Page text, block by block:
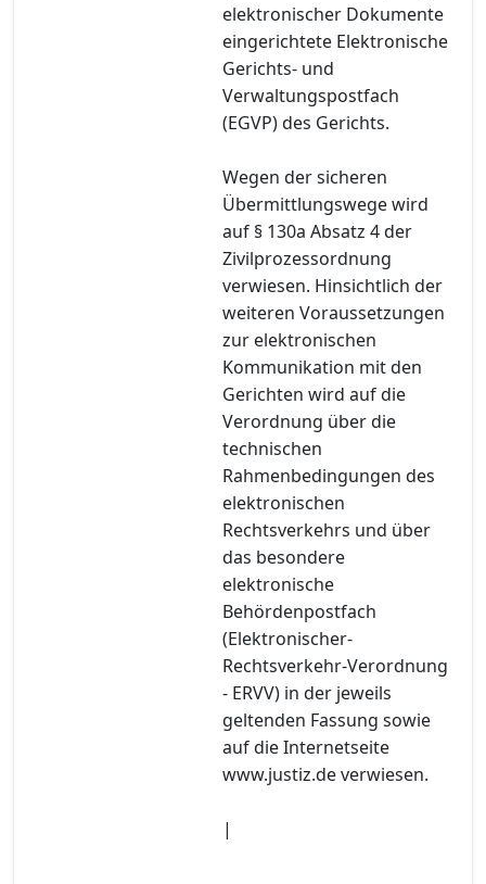
elektronischer Dokumente
eingerichtete Elektronische
Gerichts- und
Verwaltungspostfach
(EGVP) des Gerichts.
Wegen der sicheren
Übermittlungswege wird
auf § 130a Absatz 4 der
Zivilprozessordnung
verwiesen. Hinsichtlich der
weiteren Voraussetzungen
zur elektronischen
Kommunikation mit den
Gerichten wird auf die
Verordnung über die
technischen
Rahmenbedingungen des
elektronischen
Rechtsverkehrs und über
das besondere
elektronische
Behördenpostfach
(Elektronischer-
Rechtsverkehr-Verordnung
- ERVV) in der jeweils
geltenden Fassung sowie
auf die Internetseite
www.justiz.de verwiesen.
|